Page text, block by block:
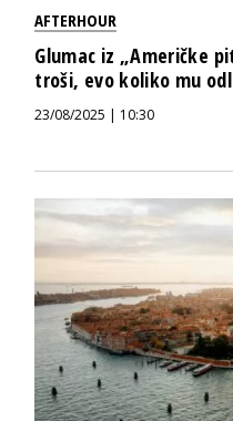
AFTERHOUR
Glumac iz „Američke
troši, evo koliko mu
23/08/2025 | 10:30